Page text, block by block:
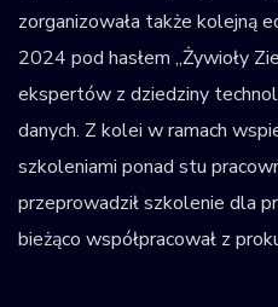
zorganizowała także kolejną
2024 pod hasłem „Żywioły
ekspertów z dziedziny
danych. Z kolei w ramach
szkoleniami ponad stu
przeprowadził szkolenie dla
bieżąco współpracował z